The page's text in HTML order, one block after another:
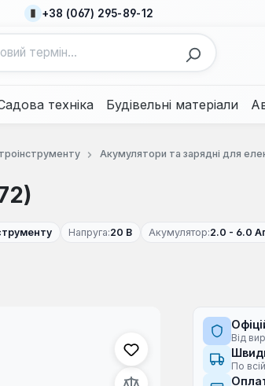
+38 (067) 295-89-12
техніка Будівельні матеріали
Акумулятори та зарядні для
Напруга:20 В Акумулятор:2.0 - 6.0
Від
По